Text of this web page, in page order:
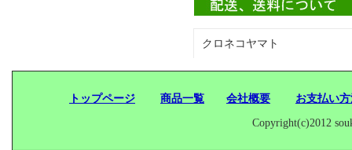
クロネコヤマト
トップページ 商品一覧 会社概要 お支払い
Copyright(c)2012